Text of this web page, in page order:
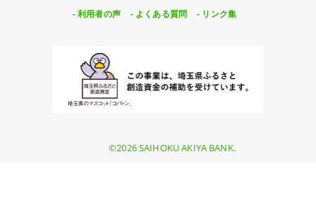
©2026 SAIHOKU AKIYA BANK.
利用者の声
よくある質問 リンク集